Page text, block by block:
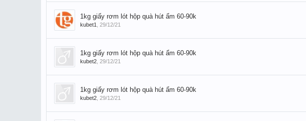
1kg giấy rơm lót hộp quà hút ẩm 60-90k
kubet1 29/12/21
1kg giấy rơm lót hộp quà hút ẩm 60-90k
kubet2 29/12/21
1kg giấy rơm lót hộp quà hút ẩm 60-90k
kubet2 29/12/21